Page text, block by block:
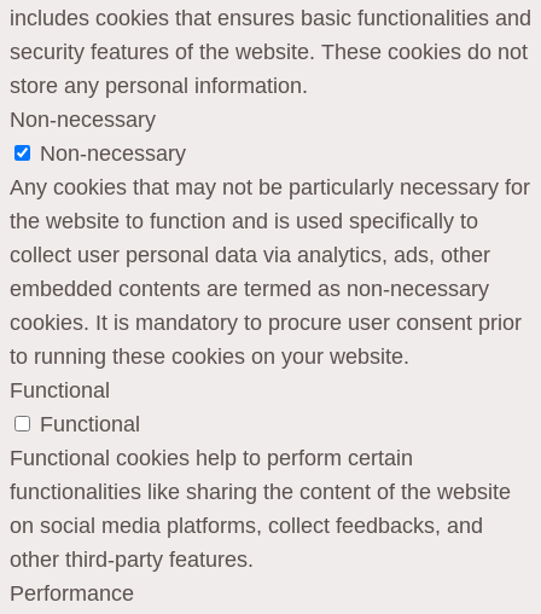
includes cookies that ensures basic functionalities and
security features of the website. These cookies do not
store any personal information.
Non-necessary
Non-necessary
Any cookies that may not be particularly necessary for
the website to function and is used specifically to
collect user personal data via analytics, ads, other
embedded contents are termed as non-necessary
cookies. It is mandatory to procure user consent prior
to running these cookies on your website.
Functional
Functional
Functional cookies help to perform certain
functionalities like sharing the content of the website
on social media platforms, collect feedbacks, and
other third-party features.
Performance